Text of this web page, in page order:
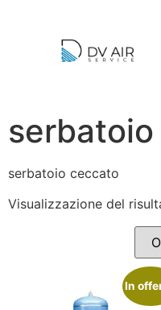
serbatoio ceccato
Visualizzazione del
In